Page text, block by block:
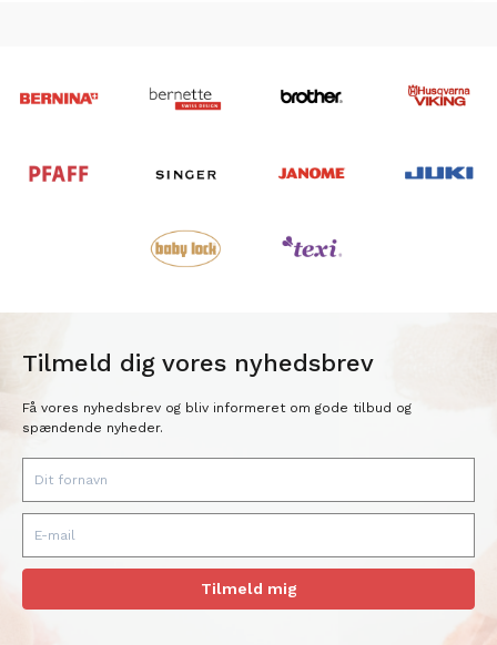
Tilmeld dig vores nyhedsbrev
Få vores nyhedsbrev og bliv informeret om gode tilbud og
spændende nyheder.
Tilmeld mig